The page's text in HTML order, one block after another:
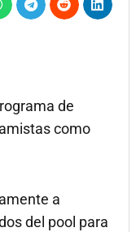
de
como
a
del pool para